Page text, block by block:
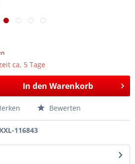
ca. 5 Tage
In den Warenkorb
Bewerten
116843